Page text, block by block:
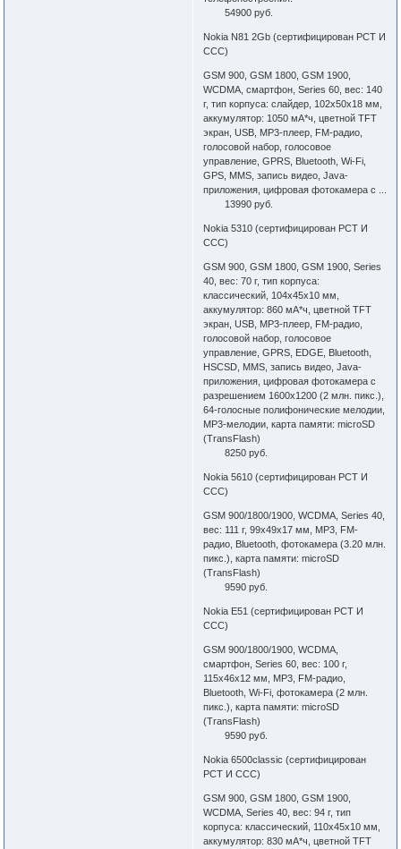
54900 руб.
Nokia N81 2Gb (сертифицирован РСТ И
ССС)
GSM 900, GSM 1800, GSM 1900,
WCDMA, смартфон, Series 60, вес: 140
г, тип корпуса: слайдер, 102x50x18 мм,
аккумулятор: 1050 мА*ч, цветной TFT
экран, USB, MP3-плеер, FM-радио,
голосовой набор, голосовое
управление, GPRS, Bluetooth, Wi-Fi,
GPS, MMS, запись видео, Java-
приложения, цифровая фотокамера с ...
13990 руб.
Nokia 5310 (сертифицирован РСТ И
ССС)
GSM 900, GSM 1800, GSM 1900, Series
40, вес: 70 г, тип корпуса:
классический, 104x45x10 мм,
аккумулятор: 860 мА*ч, цветной TFT
экран, USB, MP3-плеер, FM-радио,
голосовой набор, голосовое
управление, GPRS, EDGE, Bluetooth,
HSCSD, MMS, запись видео, Java-
приложения, цифровая фотокамера с
разрешением 1600x1200 (2 млн. пикс.),
64-голосные полифонические мелодии,
MP3-мелодии, карта памяти: microSD
(TransFlash)
8250 руб.
Nokia 5610 (сертифицирован РСТ И
ССС)
GSM 900/1800/1900, WCDMA, Series 40,
вес: 111 г, 99x49x17 мм, MP3, FM-
радио, Bluetooth, фотокамера (3.20 млн.
пикс.), карта памяти: microSD
(TransFlash)
9590 руб.
Nokia E51 (сертифицирован РСТ И
ССС)
GSM 900/1800/1900, WCDMA,
смартфон, Series 60, вес: 100 г,
115x46x12 мм, MP3, FM-радио,
Bluetooth, Wi-Fi, фотокамера (2 млн.
пикс.), карта памяти: microSD
(TransFlash)
9590 руб.
Nokia 6500classic (сертифицирован
РСТ И ССС)
GSM 900, GSM 1800, GSM 1900,
WCDMA, Series 40, вес: 94 г, тип
корпуса: классический, 110x45x10 мм,
аккумулятор: 830 мА*ч, цветной TFT